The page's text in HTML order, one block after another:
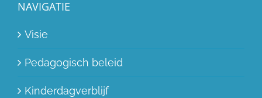
NAVIGATIE
Visie
Pedagogisch beleid
Kinderdagverblijf